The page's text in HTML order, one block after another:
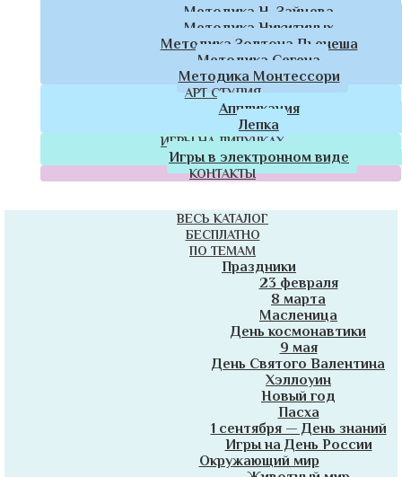
Методика Н. Зайцева
Методика Никитиных
Методика Золтона Дьенеша
Методика Сегена
Методика Монтессори
АРТ СТУДИЯ
Аппликация
Лепка
ИГРЫ НА ЛИПУЧКАХ
Игры в электронном виде
КОНТАКТЫ
ВЕСЬ КАТАЛОГ
БЕСПЛАТНО
ПО ТЕМАМ
Праздники
23 февраля
8 марта
Масленица
День космонавтики
9 мая
День Святого Валентина
Хэллоуин
Новый год
Пасха
1 сентября — День знаний
Игры на День России
Окружающий мир